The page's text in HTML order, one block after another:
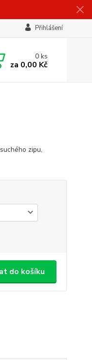
Přihlášení
0ks
za 0,00 Kč
zipu,
do košíku